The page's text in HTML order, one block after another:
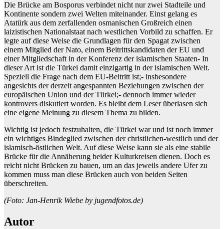
Die Brücke am Bosporus verbindet nicht nur zwei Stadteile und
Kontinente sondern zwei Welten miteinander. Einst gelang es
Atatürk aus dem zerfallenden osmanischen Großreich einen
laizistischen Nationalstaat nach westlichen Vorbild zu schaffen. Er
legte auf diese Weise die Grundlagen für den Spagat zwischen
einem Mitglied der Nato, einem Beitrittskandidaten der EU und
einer Mitgliedschaft in der Konferenz der islamischen Staaten- In
dieser Art ist die Türkei damit einzigartig in der islamischen Welt.
Speziell die Frage nach dem EU-Beitritt ist;- insbesondere
angesichts der derzeit angespannten Beziehungen zwischen der
europäischen Union und der Türkei;- dennoch immer wieder
kontrovers diskutiert worden. Es bleibt dem Leser überlasen sich
eine eigene Meinung zu diesem Thema zu bilden.
Wichtig ist jedoch festzuhalten, die Türkei war und ist noch immer
ein wichtiges Bindeglied zwischen der christlichen-westlich und der
islamisch-östlichen Welt. Auf diese Weise kann sie als eine stabile
Brücke für die Annäherung beider Kulturkreisen dienen. Doch es
reicht nicht Brücken zu bauen, um an das jeweils andere Ufer zu
kommen muss man diese Brücken auch von beiden Seiten
überschreiten.
(Foto: Jan-Henrik Wiebe by jugendfotos.de)
Autor